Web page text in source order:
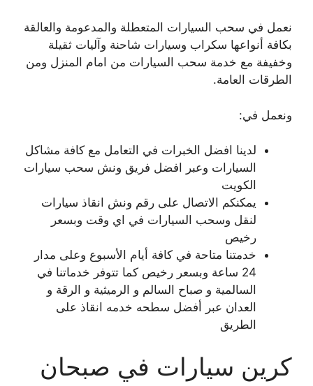
نعمل في سحب السيارات المتعطلة والمدعومة والعالقة
بكافة أنواعها سكراب وسيارات شاحنة وآليات ثقيلة
وخفيفة مع خدمة سحب السيارات من امام المنزل ومن
الطرقات العامة.
ونعمل في:
لدينا افضل الخبرات في التعامل مع كافة مشاكل
السيارات وعبر افضل فريق ونش سحب سيارات
الكويت
يمكنكم الاتصال على رقم ونش انقاذ سيارات
لنقل وسحب السيارات في اي وقت وبسعر
رخيص
خدمتنا متاحة في كافة أيام الأسبوع وعلى مدار
24 ساعة وبسعر رخيص كما تتوفر خدماتنا في
السالمية و صباح السالم و الرميثية و الرقة و
العدان عبر أفضل سطحه خدمه انقاذ على
الطريق
كرين سيارات في صبحان